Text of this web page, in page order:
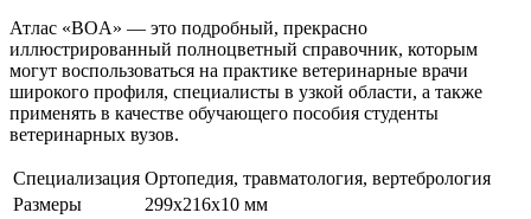
Атлас «BOA» — это подробный, прекрасно
иллюстрированный полноцветный справочник, которым
могут воспользоваться на практике ветеринарные врачи
широкого профиля, специалисты в узкой области, а также
применять в качестве обучающего пособия студенты
ветеринарных вузов.
Специализация Ортопедия, травматология, вертебрология
Размеры
299x216x10 мм